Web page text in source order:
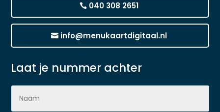
040 308 2651
info@menukaartdigitaal.nl
Laat je nummer achter